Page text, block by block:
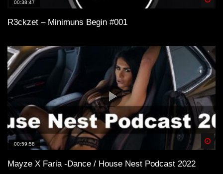
00:38:47
R3ckzet – Minimuns Begin #001
00:59:58
Mayze X Faria -Dance / House Nest Podcast 2022